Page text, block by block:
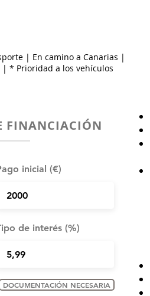
| En camino a Canarias |
* Prioridad a los vehículos
FINANCIACIÓN
inicial (€)
de interés (%)
DOCUMENTACIÓN NECESARIA